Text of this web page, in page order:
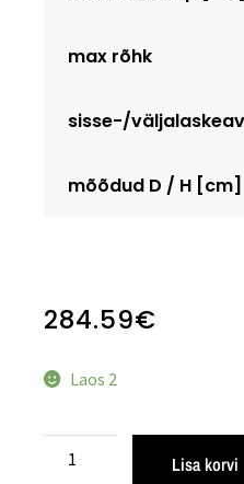
max rõhk
sisse-/
mõõdud D / H [cm]
284.59€
Laos 2
Lisa korvi